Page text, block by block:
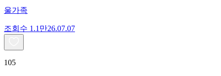
울가족
조회수 1.1만26.07.07
105